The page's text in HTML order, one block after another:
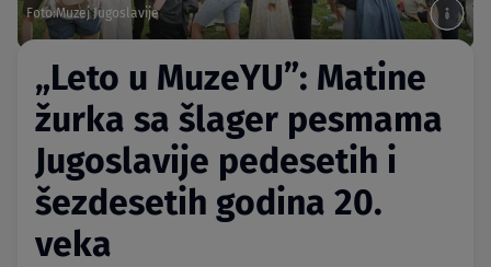
Foto:Muzej Jugoslavije
„Leto u MuzeYU”: Matine
žurka sa šlager pesmama
Jugoslavije pedesetih i
šezdesetih godina 20.
veka